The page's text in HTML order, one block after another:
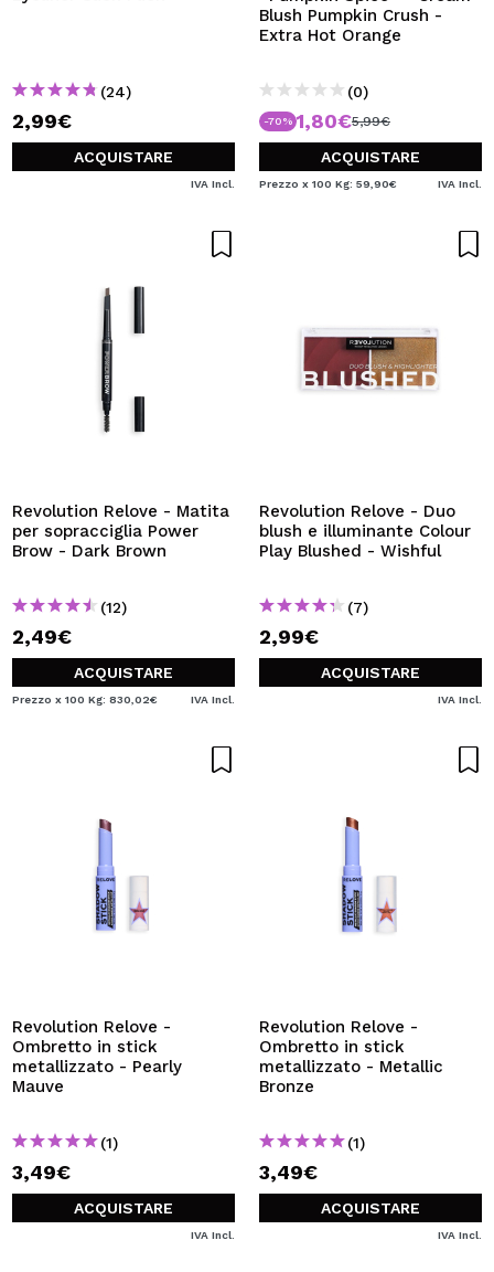
(24)
2,99€
ACQUISTARE
IVA Incl.
Blush Pumpkin Crush -
Extra Hot Orange
(0)
-70% 1,80€5,99€
ACQUISTARE
Prezzo x 100 Kg: 59,90€ IVA Incl.
Revolution Relove - Matita
per sopracciglia Power
Brow - Dark Brown
(12)
2,49€
ACQUISTARE
Prezzo x 100 Kg: 830,02€ IVA Incl.
Revolution Relove - Duo
blush e illuminante Colour
Play Blushed - Wishful
(7)
2,99€
ACQUISTARE
IVA Incl.
Revolution Relove -
Ombretto in stick
metallizzato - Pearly
Mauve
(1)
3,49€
ACQUISTARE
IVA Incl.
Revolution Relove -
Ombretto in stick
metallizzato - Metallic
Bronze
(1)
3,49€
ACQUISTARE
IVA Incl.